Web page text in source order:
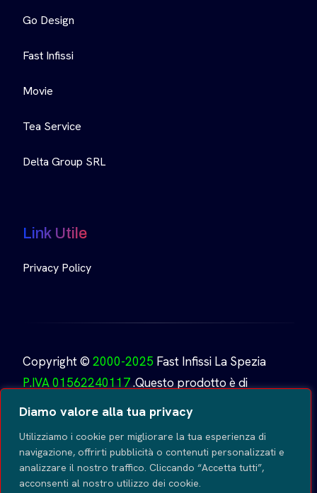
Diamo valore alla tua privacy
Utilizziamo i cookie per migliorare la tua esperienza di
navigazione, offrirti pubblicità o contenuti personalizzati e
analizzare il nostro traffico. Cliccando “Accetta tutti”,
acconsenti al nostro utilizzo dei cookie.
Go Design
Fast Infissi
Movie
Tea Service
Delta Group SRL
Link Utile
Privacy Policy
Copyright © 2000-2025 Fast Infissi La Spezia
P.IVA 01562240117.Questo prodotto è di
proprietà di
Fast Infissi. Creato da